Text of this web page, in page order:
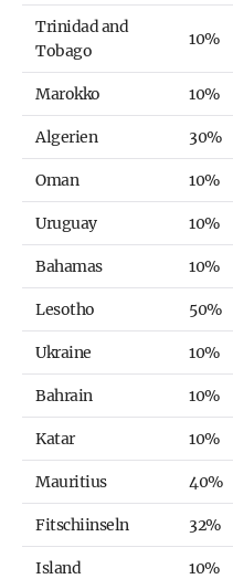
Trinidad and
Tobago
10%
Marokko 10%
Algerien 30%
Oman 10%
Uruguay 10%
Bahamas 10%
Lesotho 50%
Ukraine 10%
Bahrain 10%
Katar 10%
Mauritius 40%
Fitschiinseln 32%
Island 10%